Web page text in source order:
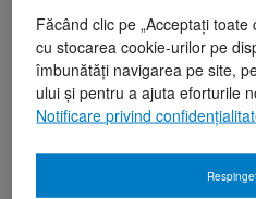
Făcând clic pe „Acceptați
cu stocarea cookie-urilor pe
îmbunătăți navigarea pe site,
ului și pentru a ajuta eforturile
Notificare privind